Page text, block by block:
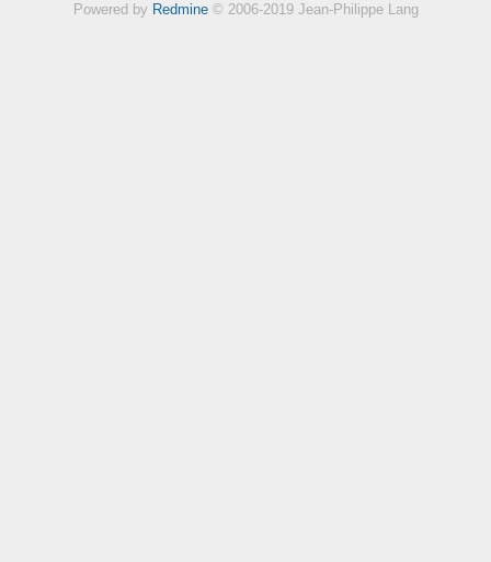
Powered by Redmine© 2006-2019 Jean-Philippe Lang